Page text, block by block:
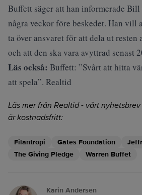
Buffett säger att han informerade Bill
några veckor före beskedet. Han vill
ta över ansvaret för att dela ut resten
och att den ska vara avyttrad senast
Läs också: Buffett: ”Svårt att hitta
att spela”. Realtid
Läs mer från Realtid - vårt nyhetsbrev
är kostnadsfritt:
Filantropi Gates Foundation
The Giving Pledge
Warren Buffet
Karin Andersen